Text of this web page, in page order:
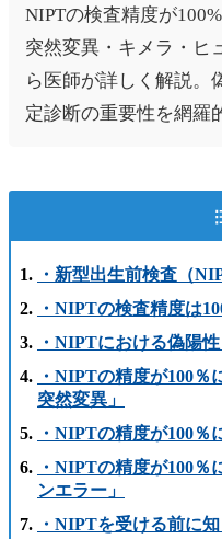
NIPTの検査精度が
突然変異・キメラ・ヒ
ら医師が詳しく解説。
定診断の重要性を網羅
・新型出生前検査（
・NIPTの検査精度は
・NIPTにおける偽陽
・NIPTの精度が100
突然変異」
・NIPTの精度が100％
・NIPTの精度が100
ンエラー」
・NIPTを受ける前に